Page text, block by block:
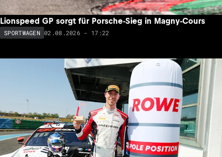
Lionspeed GP sorgt für Porsche-Sieg in Magny-Cours
SPORTWAGEN 02.08.2026 - 17:22